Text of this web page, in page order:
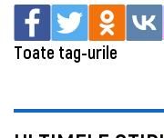
Toate tag-urile